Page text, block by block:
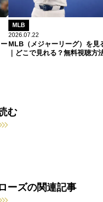
MLB
2026.07.22
MLB（メジャーリーグ）を見
｜どこで見れる？無料視聴方
む
ーズの関連記事